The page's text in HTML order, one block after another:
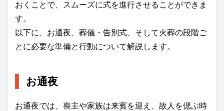
おくことで、スムーズに式を進行させることができま
す。
以下に、お通夜、葬儀・告別式、そして火葬の段階ご
とに必要な準備と行動について解説します。
お通夜
お通夜では、喪主や家族は来賓を迎え、故人を偲ぶ時